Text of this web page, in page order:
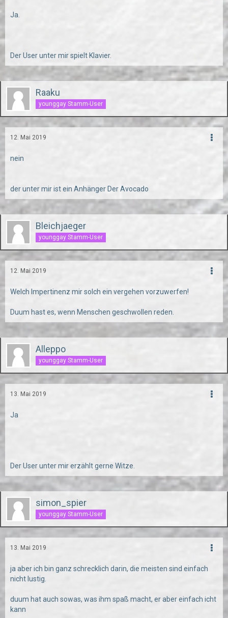
Ja.
Der User unter mir spielt Klavier.
Raaku
younggay Stamm-User
12. Mai 2019
nein
der unter mir ist ein Anhänger Der Avocado
Bleichjaeger
younggay Stamm-User
12. Mai 2019
Welch Impertinenz mir solch ein vergehen vorzuwerfen!
Duum hast es, wenn Menschen geschwollen reden.
Alleppo
younggay Stamm-User
13. Mai 2019
Ja
Der User unter mir erzählt gerne Witze.
simon_spier
younggay Stamm-User
13. Mai 2019
ja aber ich bin ganz schrecklich darin, die meisten sind einfach
nicht lustig.
duum hat auch sowas, was ihm spaß macht, er aber einfach icht
kann